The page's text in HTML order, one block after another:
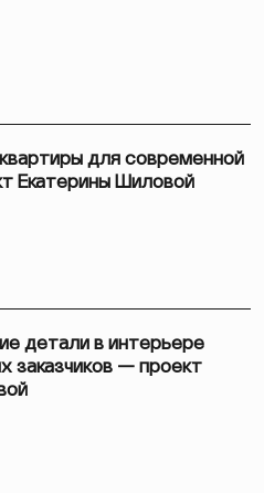
для современной
Екатерины Шиловой
детали в интерьере
заказчиков — проект